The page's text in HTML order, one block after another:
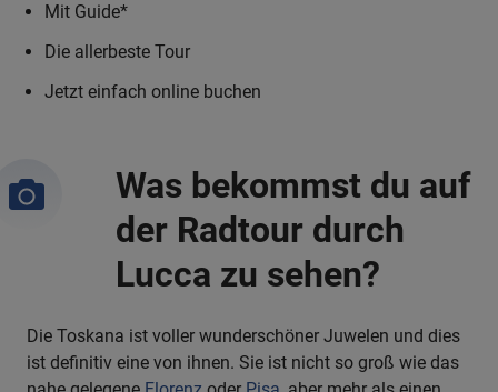
Mit Guide*
Die allerbeste Tour
Jetzt einfach online buchen
Was bekommst du auf
der Radtour durch
Lucca zu sehen?
Die Toskana ist voller wunderschöner Juwelen und dies
ist definitiv eine von ihnen. Sie ist nicht so groß wie das